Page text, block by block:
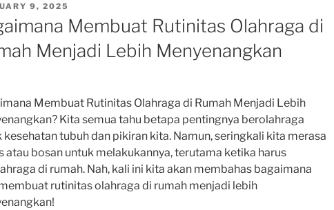
9, 2025
Membuat Rutinitas Olahraga di
Menjadi Lebih Menyenangkan
Membuat Rutinitas Olahraga di Rumah Menjadi Lebih
Kita semua tahu betapa pentingnya berolahraga
kesehatan tubuh dan pikiran kita. Namun, seringkali kita merasa
atau bosan untuk melakukannya, terutama ketika harus
di rumah. Nah, kali ini kita akan membahas bagaimana
rutinitas olahraga di rumah menjadi lebih